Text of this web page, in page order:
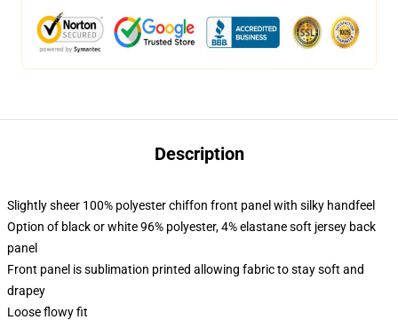
Description
Slightly sheer 100% polyester chiffon front panel with silky handfeel
Option of black or white 96% polyester, 4% elastane soft jersey back
panel
Front panel is sublimation printed allowing fabric to stay soft and
drapey
Loose flowy fit